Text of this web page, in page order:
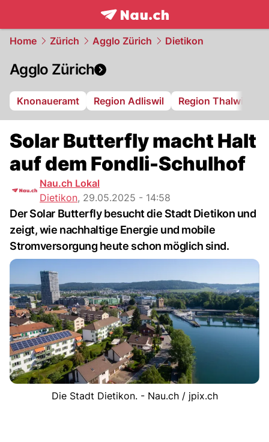
frontpage.NAU.ch
Home Zürich Agglo Zürich Dietikon
Agglo Zürich
Knonaueramt Region Adliswil Region Thalwil
Solar Butterfly macht Halt
auf dem Fondli-Schulhof
Nau.ch Lokal
Dietikon, 29.05.2025 - 14:58
Der Solar Butterfly besucht die Stadt Dietikon und
zeigt, wie nachhaltige Energie und mobile
Stromversorgung heute schon möglich sind.
Die Stadt Dietikon. - Nau.ch / jpix.ch